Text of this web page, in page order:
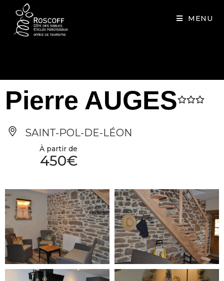
MENU
Pierre AUGES
SAINT-POL-DE-LÉON
À partir de
450€
Cookies management panel